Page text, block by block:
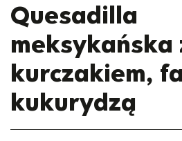
Quesadilla
meksykańska
kurczakiem,
kukurydzą